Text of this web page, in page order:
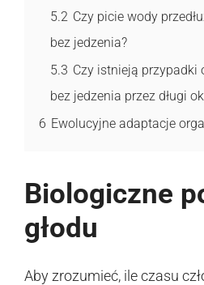
5.2 Czy picie wody
bez jedzenia?
5.3 Czy istnieją przypadki
bez jedzenia przez długi
6 Ewolucyjne adaptacje
Biologiczne
głodu
Aby zrozumieć, ile czasu